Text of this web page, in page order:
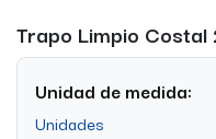
Trapo Limpio Costal
Unidad de medida:
Unidades